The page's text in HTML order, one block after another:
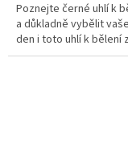
Poznejte černé uhlí k
a důkladně vybělit
den i toto uhlí k bělení